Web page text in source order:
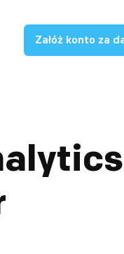
Załóż konto za